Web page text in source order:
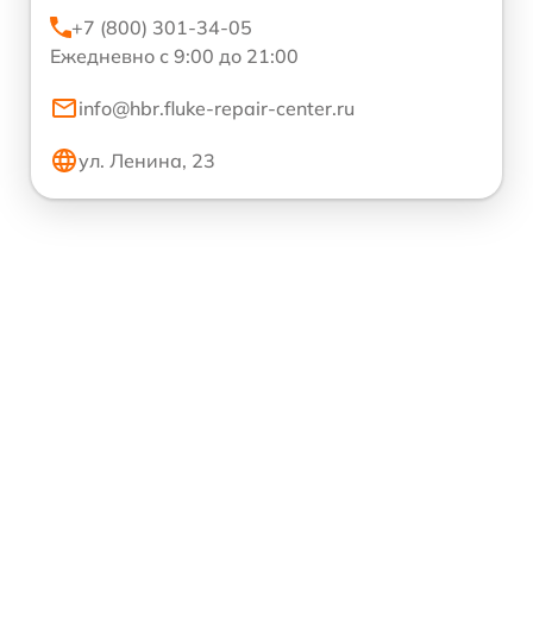
+7 (800) 301-34-05
Ежедневно с 9:00 до 21:00
info@hbr.fluke-repair-center.ru
ул. Ленина, 23